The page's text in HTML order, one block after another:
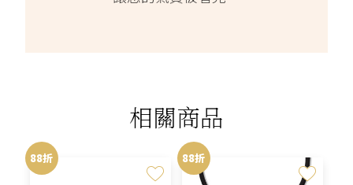
相關商品
88折 88折